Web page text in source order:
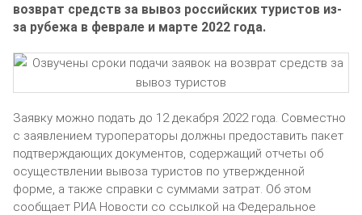
возврат средств за вывоз российских туристов из-
за рубежа в феврале и марте 2022 года.
Заявку можно подать до 12 декабря 2022 года. Совместно
с заявлением туроператоры должны предоставить пакет
подтверждающих документов, содержащий отчеты об
осуществлении вывоза туристов по утвержденной
форме, а также справки с суммами затрат. Об этом
сообщает РИА Новости со ссылкой на Федеральное